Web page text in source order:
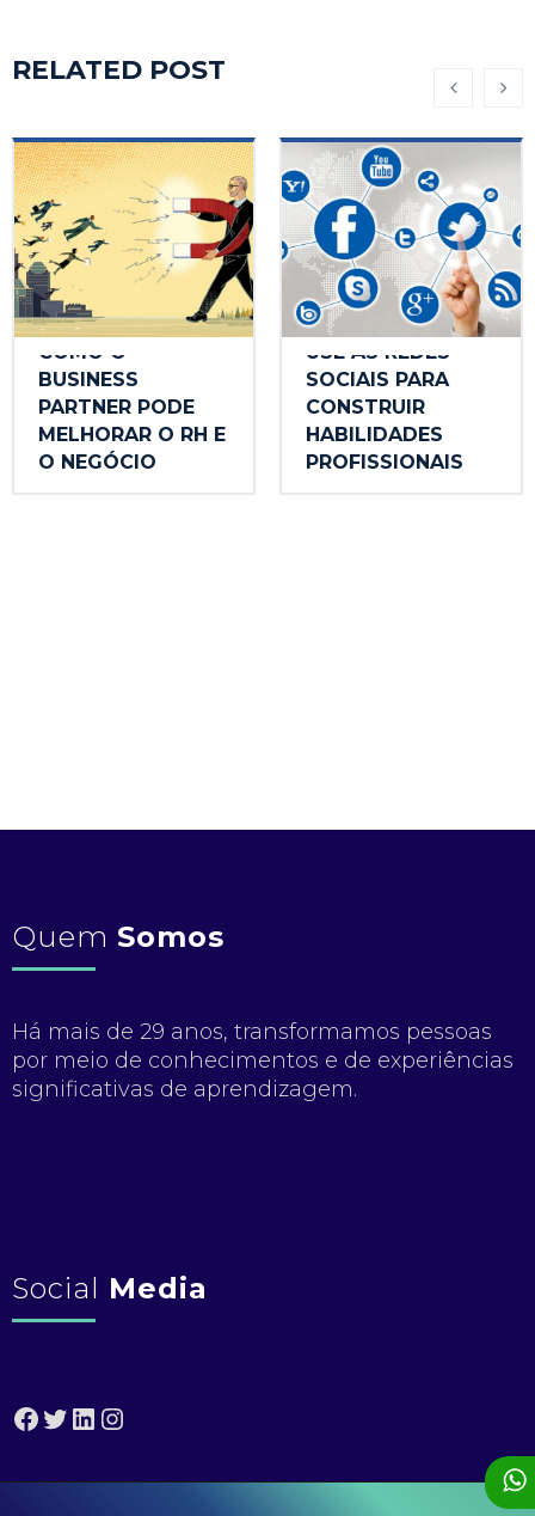
RELATED POST
COMO O
BUSINESS
PARTNER PODE
MELHORAR O RH E
O NEGÓCIO
USE AS REDES
SOCIAIS PARA
CONSTRUIR
HABILIDADES
PROFISSIONAIS
Quem Somos
Há mais de 29 anos, transformamos pessoas
por meio de conhecimentos e de experiências
significativas de aprendizagem.
Social Media
Facebook
Twitter
LinkedIn
Instagram